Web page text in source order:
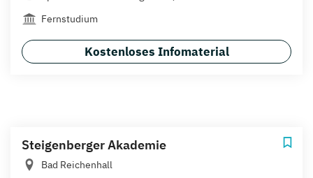
Fernstudium
Kostenloses Infomaterial
Steigenberger Akademie
Bad Reichenhall